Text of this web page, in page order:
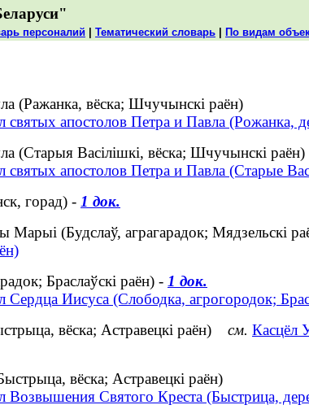
персоналий Тематический словарь По видам
(Ражанка, вёска; Шчучынскі раён)
святых апостолов Петра и Павла (Рожанка,
(Старыя Васілішкі, вёска; Шчучынскі раён)
святых апостолов Петра и Павла (Старые
горад) - 1 док.
(Будслаў, аграгарадок; Мядзельскі
Браслаўскі раён) - 1 док.
Сердца Иисуса (Слободка, агрогородок;
вёска; Астравецкі раён) см. Касцёл
вёска; Астравецкі раён)
Возвышения Святого Креста (Быстрица,